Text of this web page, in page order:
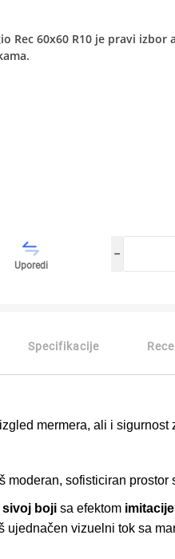
Rec 60x60 R10 je pravi
Uporedi
h
Specifikacije
mermera, ali i sigurnost
moderan, sofisticiran prostor
sivoj bojisa efektom
ujednačen vizuelni tok sa